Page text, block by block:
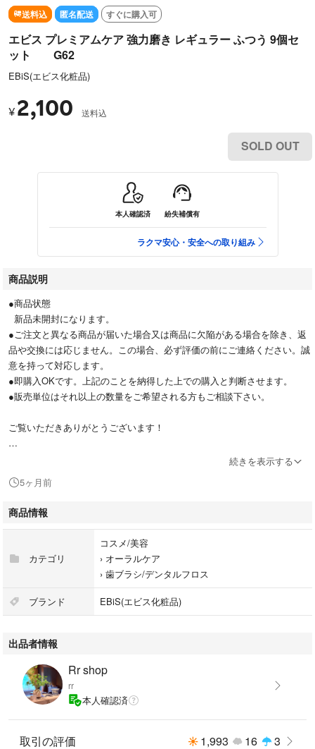
送料込 匿名配送 すぐに購入可
エビス プレミアムケア 強力磨き レギュラー ふつう 9個セ
ット G62
EBiS(エビス化粧品)
¥ 2,100 送料込
SOLD OUT
本人確認済 紛失補償有
ラクマ安心・安全への取り組み
商品説明
●商品状態
新品未開封になります。
●ご注文と異なる商品が届いた場合又は商品に欠陥がある場合を除き、返
品や交換には応じません。この場合、必ず評価の前にご連絡ください。誠
意を持って対応します。
●即購入OKです。上記のことを納得した上での購入と判断させます。
●販売単位はそれ以上の数量をご希望される方もご相談下さい。
ご覧いただきありがとうございます！
コメント無し、即購入OKです！
お値下げ不可でお願い致します。
続きを表示する
5ヶ月前
商品情報
カテゴリ
コスメ/美容
› オーラルケア
› 歯ブラシ/デンタルフロス
ブランド EBiS(エビス化粧品)
出品者情報
Rr shop
rr
本人確認済
取引の評価 1,993 16 3